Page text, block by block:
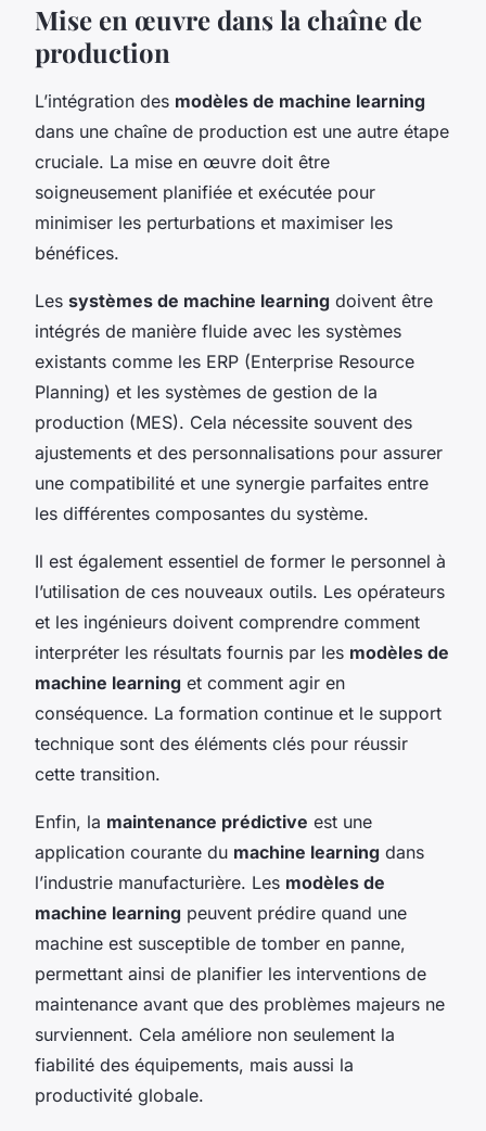
Mise en œuvre dans la chaîne de
production
L’intégration des modèles de machine learning
dans une chaîne de production est une autre étape
cruciale. La mise en œuvre doit être
soigneusement planifiée et exécutée pour
minimiser les perturbations et maximiser les
bénéfices.
Les systèmes de machine learning doivent être
intégrés de manière fluide avec les systèmes
existants comme les ERP (Enterprise Resource
Planning) et les systèmes de gestion de la
production (MES). Cela nécessite souvent des
ajustements et des personnalisations pour assurer
une compatibilité et une synergie parfaites entre
les différentes composantes du système.
Il est également essentiel de former le personnel à
l’utilisation de ces nouveaux outils. Les opérateurs
et les ingénieurs doivent comprendre comment
interpréter les résultats fournis par les modèles de
machine learning et comment agir en
conséquence. La formation continue et le support
technique sont des éléments clés pour réussir
cette transition.
Enfin, la maintenance prédictive est une
application courante du machine learning dans
l’industrie manufacturière. Les modèles de
machine learning peuvent prédire quand une
machine est susceptible de tomber en panne,
permettant ainsi de planifier les interventions de
maintenance avant que des problèmes majeurs ne
surviennent. Cela améliore non seulement la
fiabilité des équipements, mais aussi la
productivité globale.